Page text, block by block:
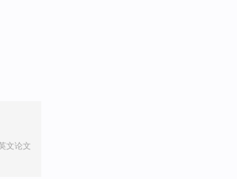
文论文